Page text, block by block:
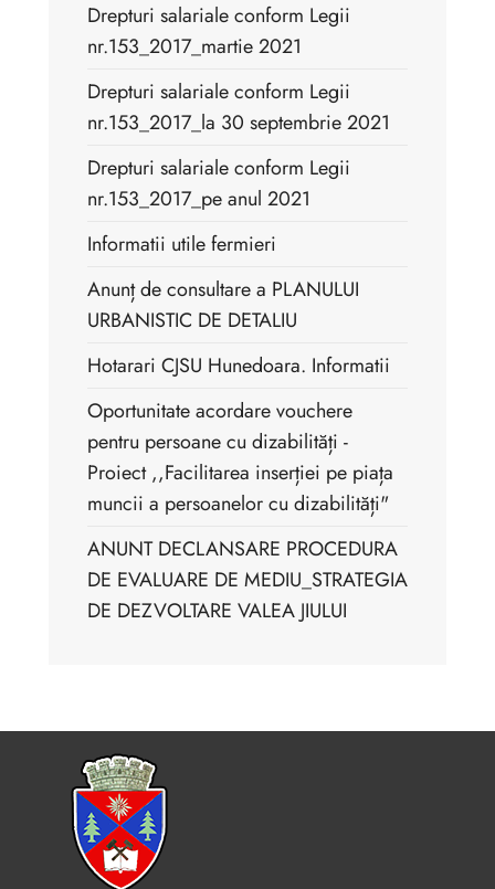
Drepturi salariale conform Legii
nr.153_2017_martie 2021
Drepturi salariale conform Legii
nr.153_2017_la 30 septembrie 2021
Drepturi salariale conform Legii
nr.153_2017_pe anul 2021
Informatii utile fermieri
Anunț de consultare a PLANULUI
URBANISTIC DE DETALIU
Hotarari CJSU Hunedoara. Informatii
Oportunitate acordare vouchere
pentru persoane cu dizabilități -
Proiect ,,Facilitarea inserției pe piața
muncii a persoanelor cu dizabilități"
ANUNT DECLANSARE PROCEDURA
DE EVALUARE DE MEDIU_STRATEGIA
DE DEZVOLTARE VALEA JIULUI